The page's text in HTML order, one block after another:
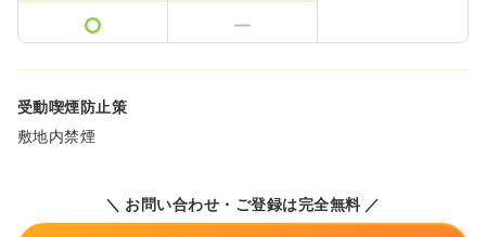
受動喫煙防止策
敷地内禁煙
＼ お問い合わせ・ご登録は完全無料 ／